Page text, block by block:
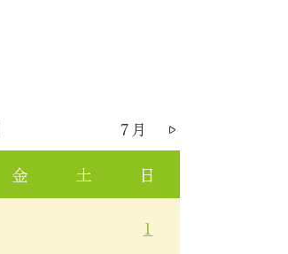
金 土 日
7月
1